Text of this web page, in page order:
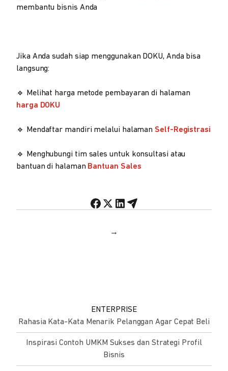
membantu bisnis Anda
Jika Anda sudah siap menggunakan DOKU, Anda bisa
langsung:
🔹 Melihat harga metode pembayaran di halaman
harga DOKU
🔹 Mendaftar mandiri melalui halaman Self-Registrasi
🔹 Menghubungi tim sales untuk konsultasi atau
bantuan di halaman Bantuan Sales
→
ENTERPRISE
Rahasia Kata-Kata Menarik Pelanggan Agar Cepat Beli
Inspirasi Contoh UMKM Sukses dan Strategi Profil
Bisnis